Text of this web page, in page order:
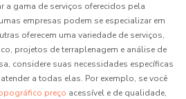
a gama de serviços oferecidos pela
empresas podem se especializar em
oferecem uma variedade de serviços,
projetos de terraplenagem e análise de
considere suas necessidades específicas
a todas elas. Por exemplo, se você
preço acessível e de qualidade,